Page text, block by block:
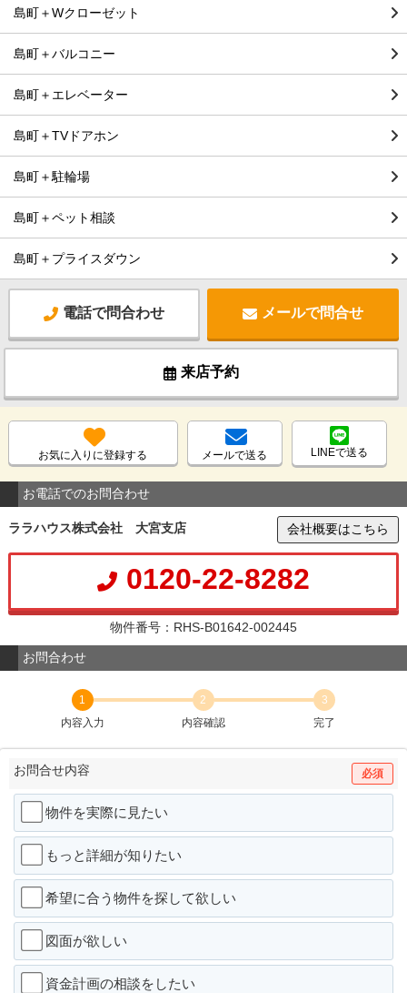
島町＋Wクローゼット
島町＋バルコニー
島町＋エレベーター
島町＋TVドアホン
島町＋駐輪場
島町＋ペット相談
島町＋プライスダウン
電話で問合わせ メールで問合せ
来店予約
お気に入りに登録する メールで送る LINEで送る
お電話でのお問合わせ
ララハウス株式会社 大宮支店 会社概要はこちら
0120-22-8282
物件番号：RHS-B01642-002445
お問合わせ
1
内容入力
2
内容確認
3
完了
お問合せ内容 必須
物件を実際に見たい
もっと詳細が知りたい
希望に合う物件を探して欲しい
図面が欲しい
資金計画の相談をしたい